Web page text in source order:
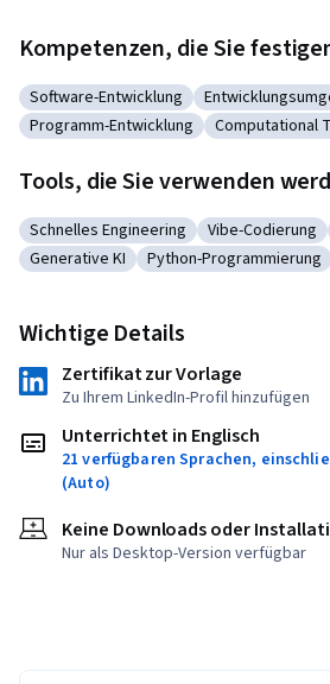
Kompetenzen, die Sie
Kategorie: Software-Entwicklung
Software-Entwicklung Kategorie:
Kategorie: Programm-Entwicklung
Programm-Entwicklung Kategorie:
Computational
Tools, die Sie verwenden
Kategorie: Schnelles Engineering
Schnelles Engineering Kategorie:
Vibe-Codierung
Kategorie: Generative KI
Generative KI Kategorie: Python-
Python-Programmierung
Wichtige Details
Zertifikat zur Vorlage
Zu Ihrem LinkedIn-Profil hinzufügen
Unterrichtet in Englisch
21 verfügbaren Sprachen,
(Auto)
Keine Downloads oder
Nur als Desktop-Version verfügbar